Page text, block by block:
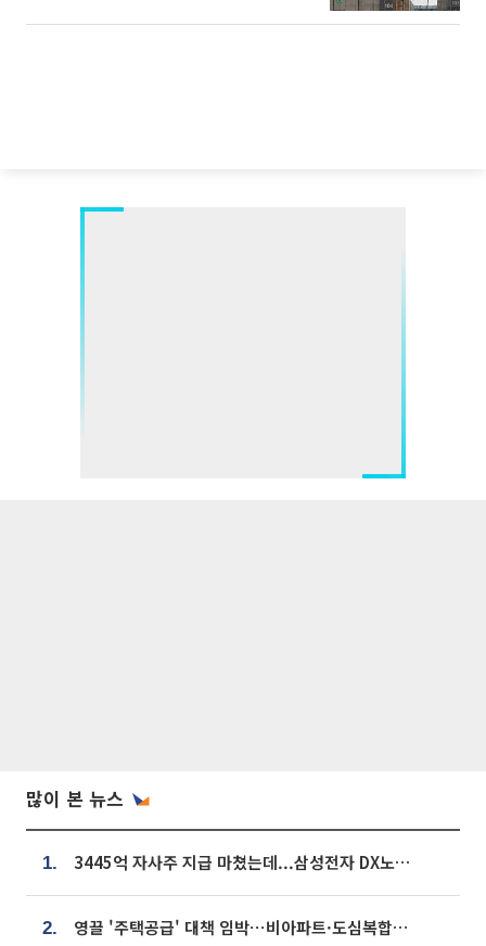
많이 본 뉴스
1. 3445억 자사주 지급 마쳤는데...삼성전자 DX노조, 뒤늦은 '떼쓰기 집회'
2. 영끌 '주택공급' 대책 임박⋯비아파트·도심복합까지 총동원